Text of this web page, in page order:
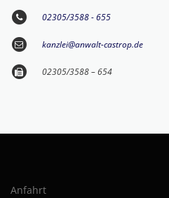
02305/3588 - 655
kanzlei@anwalt-castrop.de
02305/3588 – 654
Anfahrt